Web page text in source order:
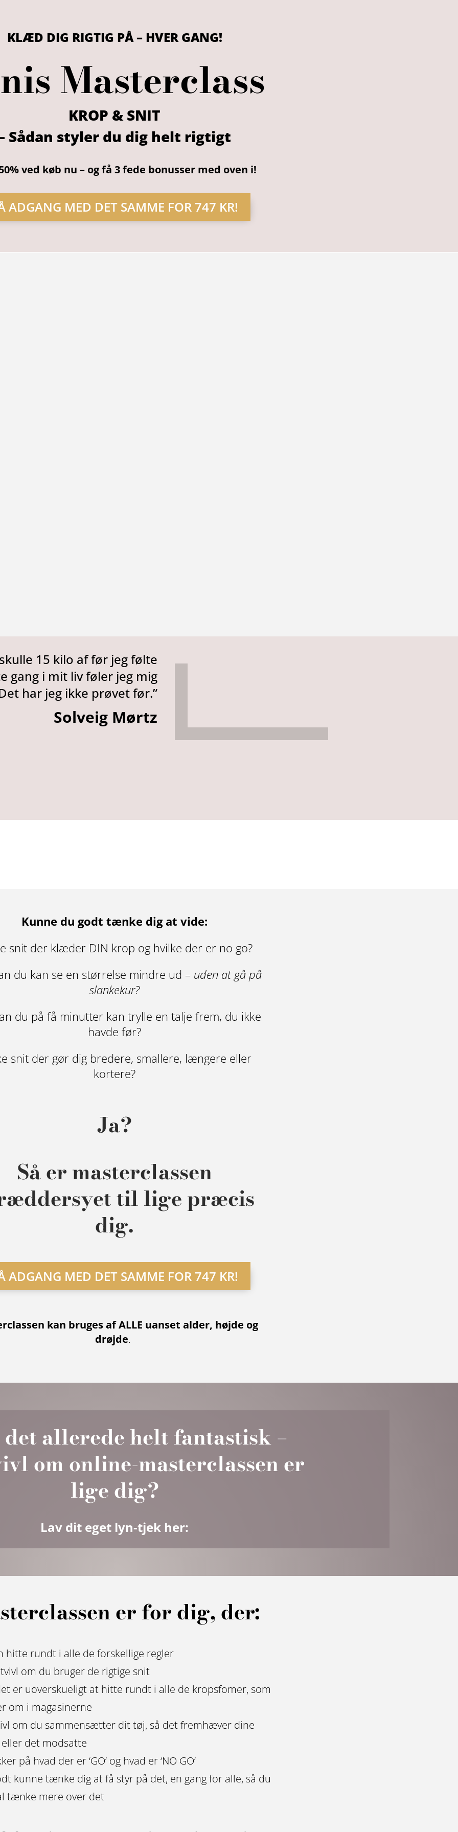
KLÆD DIG RIGTIG PÅ – HVER GANG!
Masterclass
KROP & SNIT
Sådan styler du dig helt rigtigt
ved køb nu – og få 3 fede bonusser med oven i!
ADGANG MED DET SAMME FOR 747 KR!
15 kilo af før jeg følte
gang i mit liv føler jeg mig
har jeg ikke prøvet før.”
Solveig Mørtz
Kunne du godt tænke dig at vide:
snit der klæder DIN krop og hvilke der er no go?
du kan se en størrelse mindre ud – uden at gå på
slankekur?
du på få minutter kan trylle en talje frem, du ikke
havde før?
snit der gør dig bredere, smallere, længere eller
kortere?
Ja?
Så er masterclassen
til lige præcis
dig.
ADGANG MED DET SAMME FOR 747 KR!
kan bruges af ALLE uanset alder, højde og
drøjde.
allerede helt fantastisk –
om online-masterclassen er
lige dig?
Lav dit eget lyn-tjek her:
er for dig, der:
hitte rundt i alle de forskellige regler
om du bruger de rigtige snit
er uoverskueligt at hitte rundt i alle de kropsfomer, som
om i magasinerne
om du sammensætter dit tøj, så det fremhæver dine
det modsatte
på hvad der er ‘GO’ og hvad er ‘NO GO’
kunne tænke dig at få styr på det, en gang for alle, så du
tænke mere over det